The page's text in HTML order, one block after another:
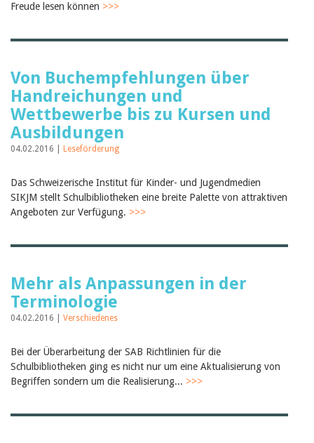
Freude lesen können >>>
Von Buchempfehlungen über
Handreichungen und
Wettbewerbe bis zu Kursen und
Ausbildungen
04.02.2016 | Leseförderung
Das Schweizerische Institut für Kinder- und Jugendmedien
SIKJM stellt Schulbibliotheken eine breite Palette von attraktiven
Angeboten zur Verfügung. >>>
Mehr als Anpassungen in der
Terminologie
04.02.2016 | Verschiedenes
Bei der Überarbeitung der SAB Richtlinien für die
Schulbibliotheken ging es nicht nur um eine Aktualisierung von
Begriffen sondern um die Realisierung... >>>